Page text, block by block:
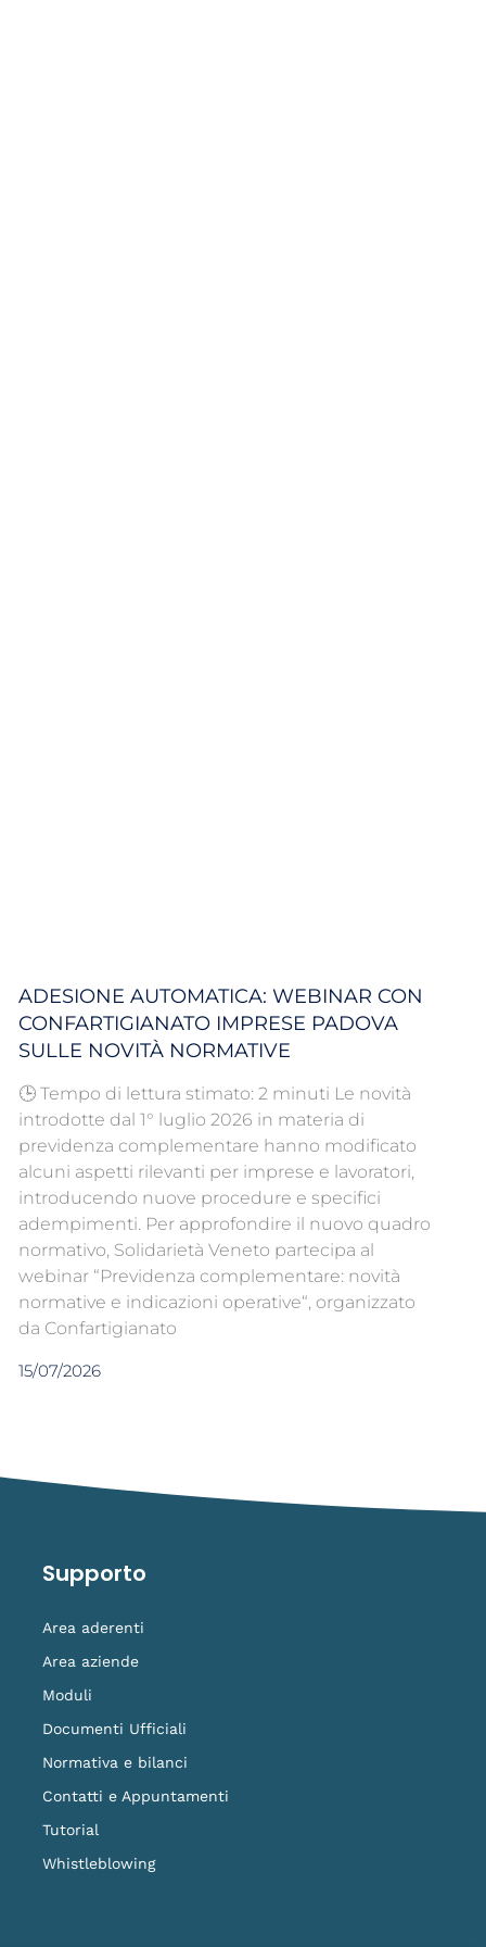
ADESIONE AUTOMATICA: WEBINAR CON
CONFARTIGIANATO IMPRESE PADOVA
SULLE NOVITÀ NORMATIVE
🕒 Tempo di lettura stimato: 2 minuti Le novità
introdotte dal 1° luglio 2026 in materia di
previdenza complementare hanno modificato
alcuni aspetti rilevanti per imprese e lavoratori,
introducendo nuove procedure e specifici
adempimenti. Per approfondire il nuovo quadro
normativo, Solidarietà Veneto partecipa al
webinar “Previdenza complementare: novità
normative e indicazioni operative“, organizzato
da Confartigianato
15/07/2026
Supporto
Area aderenti
Area aziende
Moduli
Documenti Ufficiali
Normativa e bilanci
Contatti e Appuntamenti
Tutorial
Whistleblowing